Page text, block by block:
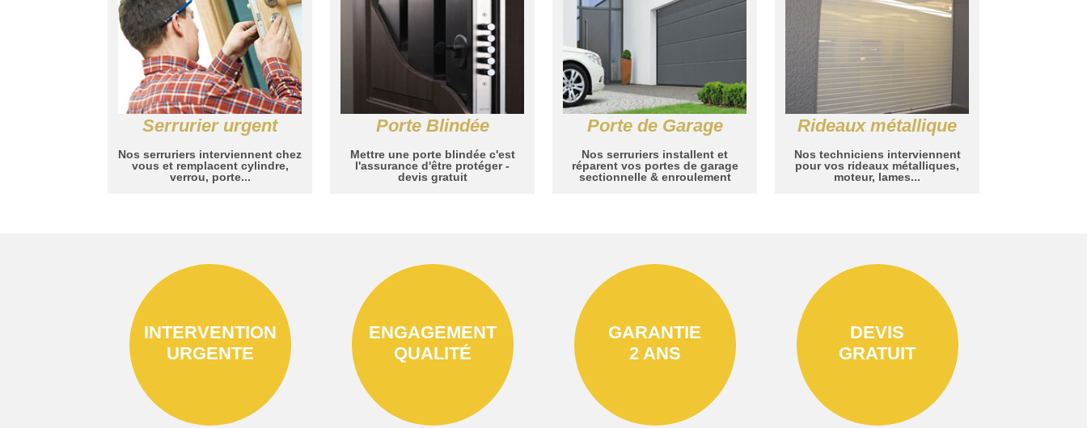
Serrurier urgent
Nos serruriers interviennent chez
vous et remplacent cylindre,
verrou, porte...
Porte Blindée
Mettre une porte blindée c'est
l'assurance d'être protéger -
devis gratuit
Porte de Garage
Nos serruriers installent et
réparent vos portes de garage
sectionnelle & enroulement
Rideaux métallique
Nos techniciens interviennent
pour vos rideaux métalliques,
moteur, lames...
INTERVENTION
URGENTE
ENGAGEMENT
QUALITÉ
GARANTIE
2 ANS
DEVIS
GRATUIT